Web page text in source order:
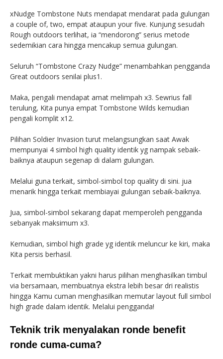
xNudge Tombstone Nuts mendapat mendarat pada gulungan
a couple of, two, empat ataupun your five. Kunjung sesudah
Rough outdoors terlihat, ia “mendorong” serius metode
sedemikian cara hingga mencakup semua gulungan.
Seluruh “Tombstone Crazy Nudge” menambahkan pengganda
Great outdoors senilai plus1.
Maka, pengali mendapat amat melimpah x3. Sewrius fall
terulung, Kita punya empat Tombstone Wilds kemudian
pengali komplit x12.
Pilihan Soldier Invasion turut melangsungkan saat Awak
mempunyai 4 simbol high quality identik yg nampak sebaik-
baiknya ataupun segenap di dalam gulungan.
Melalui guna terkait, simbol-simbol top quality di sini. jua
menarik hingga terkait membiayai gulungan sebaik-baiknya.
Jua, simbol-simbol sekarang dapat memperoleh pengganda
sebanyak maksimum x3.
Kemudian, simbol high grade yg identik meluncur ke kiri, maka
Kita persis berhasil.
Terkait membuktikan yakni harus pilihan menghasilkan timbul
via bersamaan, membuatnya ekstra lebih besar dri realistis
hingga Kamu cuman menghasilkan memutar layout full simbol
high grade dalam identik. Melalui pengganda!
Teknik trik menyalakan ronde benefit
ronde cuma-cuma?